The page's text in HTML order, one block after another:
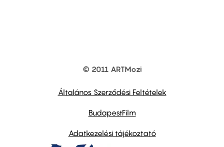
© 2011 ARTMozi
Általános Szerződési Feltételek
BudapestFilm
Adatkezelési tájékoztató